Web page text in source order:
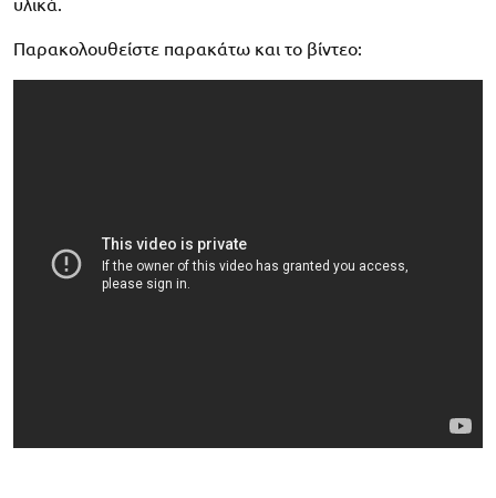
υλικά.
Παρακολουθείστε παρακάτω και το βίντεο: